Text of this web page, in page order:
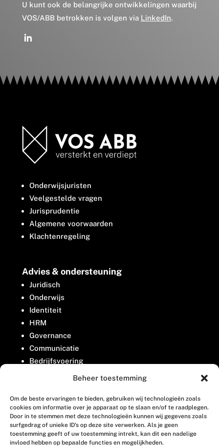
Beheer toestemming
Om de beste ervaringen te bieden, gebruiken wij technologieën zoals
cookies om informatie over je apparaat op te slaan en/of te raadplegen.
Door in te stemmen met deze technologieën kunnen wij gegevens zoals
surfgedrag of unieke ID's op deze site verwerken. Als je geen
toestemming geeft of uw toestemming intrekt, kan dit een nadelige
invloed hebben op bepaalde functies en mogelijkheden.
U kunt ook de belangrijke ontwikkelingen waarbij
VOS/ABB betrokken is volgen via LinkedIn.
Onderwijsjuristen
Veelgestelde vragen
Jurisprudentie
Algemene voorwaarden
Klachtenregeling
Advies & ondersteuning
Juridisch
Onderwijs
Identiteit
HRM
Governance
Communicatie
Bedrijfsvoering
Belangenbehartiging
Contact
Houttuinlaan 8
3447 GM Woerden